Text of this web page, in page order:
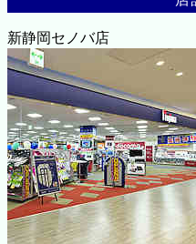
新静岡セノバ店